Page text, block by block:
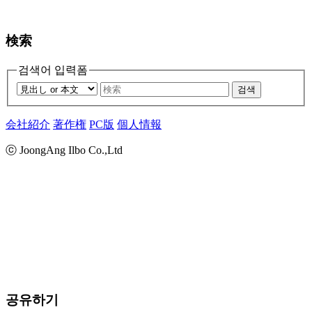
検索
검색어 입력폼
검색
会社紹介 著作権 PC版 個人情報
ⓒ JoongAng Ilbo Co.,Ltd
공유하기